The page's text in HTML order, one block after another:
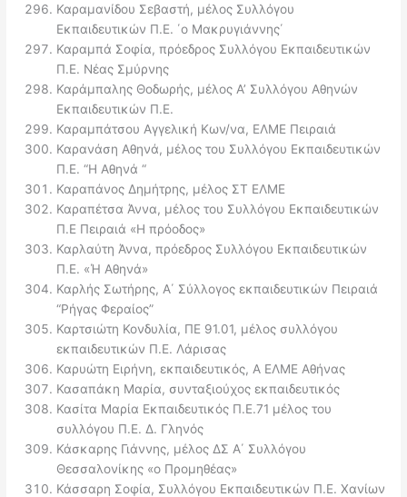
Καραμανίδου Σεβαστή, μέλος Συλλόγου
Εκπαιδευτικών Π.Ε. ΄ο Μακρυγιάννης΄
Καραμπά Σοφία, πρόεδρος Συλλόγου Εκπαιδευτικών
Π.Ε. Νέας Σμύρνης
Καράμπαλης Θοδωρής, μέλος Α’ Συλλόγου Αθηνών
Εκπαιδευτικών Π.Ε.
Καραμπάτσου Αγγελική Κων/να, ΕΛΜΕ Πειραιά
Καρανάση Αθηνά, μέλος του Συλλόγου Εκπαιδευτικών
Π.Ε. “Η Αθηνά “
Καραπάνος Δημήτρης, μέλος ΣΤ ΕΛΜΕ
Καραπέτσα Άννα, μέλος του Συλλόγου Εκπαιδευτικών
Π.Ε Πειραιά «Η πρόοδος»
Καρλαύτη Άννα, πρόεδρος Συλλόγου Εκπαιδευτικών
Π.Ε. «Ή Αθηνά»
Καρλής Σωτήρης, Α΄ Σύλλογος εκπαιδευτικών Πειραιά
“Ρήγας Φεραίος”
Καρτσιώτη Κονδυλία, ΠΕ 91.01, μέλος συλλόγου
εκπαιδευτικών Π.Ε. Λάρισας
Καρυώτη Ειρήνη, εκπαιδευτικός, Α ΕΛΜΕ Αθήνας
Κασαπάκη Μαρία, συνταξιούχος εκπαιδευτικός
Κασίτα Μαρία Εκπαιδευτικός Π.Ε.71 μέλος του
συλλόγου Π.Ε. Δ. Γληνός
Κάσκαρης Γιάννης, μέλος ΔΣ Α΄ Συλλόγου
Θεσσαλονίκης «ο Προμηθέας»
Κάσσαρη Σοφία, Συλλόγου Εκπαιδευτικών Π.Ε. Χανίων